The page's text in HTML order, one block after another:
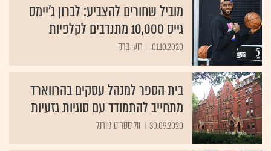
מוביל שחורים להצביע: לברון ג'יימס
גייס 10,000 מתנדבים לקלפיות
01.10.2020 רועי ברק
בית הספר למנהל עסקים בהרווארד
מתחייב להתמודד עם סוגיות גזעיות
30.09.2020 וול סטריט ג'ורנל